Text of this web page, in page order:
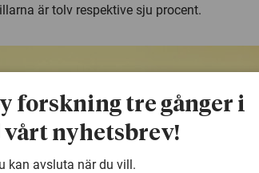
är tolv respektive sju procent.
forskning tre gånger i
vårt nyhetsbrev!
kan avsluta när du vill.